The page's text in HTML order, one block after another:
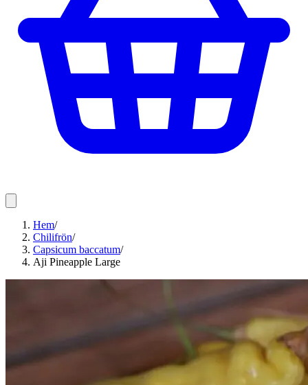
Hem/
Chilifrön/
Capsicum baccatum/
Aji Pineapple Large